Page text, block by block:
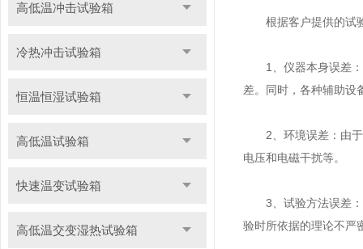
高低温冲击试验箱
冷热冲击试验箱
恒温恒湿试验箱
高低温试验箱
快速温变试验箱
高低温交变湿热试验箱
根据客户提供的试验
1、仪器本身误差：
差。同时，各种辅助设
2、环境误差：由于
电压和电磁干扰等。
3、试验方法误差：
验时所依据的理论不严